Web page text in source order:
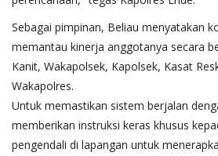
​Sebagai pimpinan, Beliau menyatakan
memantau kinerja anggotanya secara
Kanit, Wakapolsek, Kapolsek, Kasat
Wakapolres.
​Untuk memastikan sistem berjalan
memberikan instruksi keras khusus
pengendali di lapangan untuk